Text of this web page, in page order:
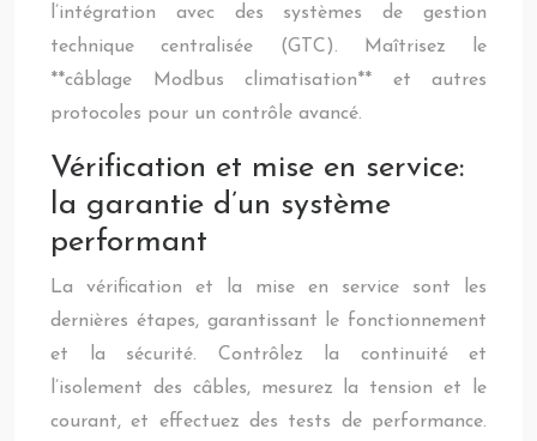
l’intégration avec des systèmes de gestion
technique centralisée (GTC). Maîtrisez le
**câblage Modbus climatisation** et autres
protocoles pour un contrôle avancé.
Vérification et mise en service:
la garantie d’un système
performant
La vérification et la mise en service sont les
dernières étapes, garantissant le fonctionnement
et la sécurité. Contrôlez la continuité et
l’isolement des câbles, mesurez la tension et le
courant, et effectuez des tests de performance.